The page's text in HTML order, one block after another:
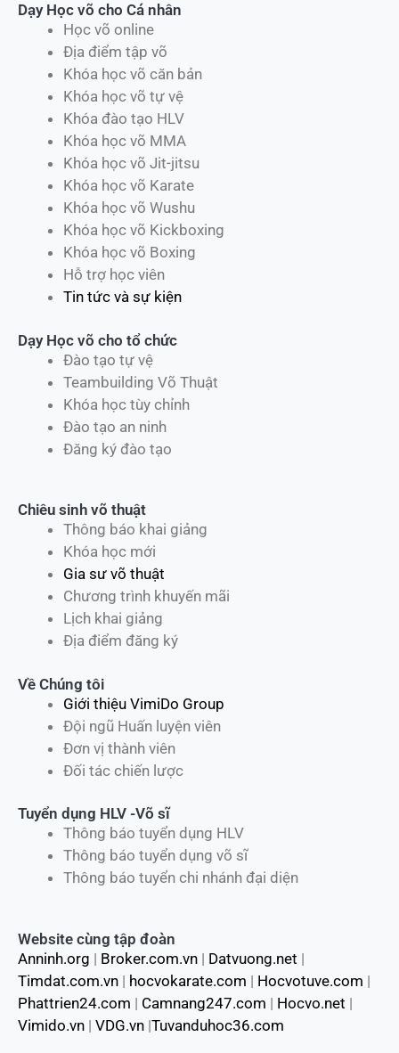
Dạy Học võ cho Cá nhân
Học võ online
Địa điểm tập võ
Khóa học võ căn bản
Khóa học võ tự vệ
Khóa đào tạo HLV
Khóa học võ MMA
Khóa học võ Jit-jitsu
Khóa học võ Karate
Khóa học võ Wushu
Khóa học võ Kickboxing
Khóa học võ Boxing
Hỗ trợ học viên
Tin tức và sự kiện
Dạy Học võ cho tổ chức
Đào tạo tự vệ
Teambuilding Võ Thuật
Khóa học tùy chỉnh
Đào tạo an ninh
Đăng ký đào tạo
Chiêu sinh võ thuật
Thông báo khai giảng
Khóa học mới
Gia sư võ thuật
Chương trình khuyến mãi
Lịch khai giảng
Địa điểm đăng ký
Về Chúng tôi
Giới thiệu VimiDo Group
Đội ngũ Huấn luyện viên
Đơn vị thành viên
Đối tác chiến lược
Tuyển dụng HLV -Võ sĩ
Thông báo tuyển dụng HLV
Thông báo tuyển dụng võ sĩ
Thông báo tuyển chi nhánh đại diện
Website cùng tập đoàn
Anninh.org | Broker.com.vn | Datvuong.net |
Timdat.com.vn | hocvokarate.com | Hocvotuve.com |
Phattrien24.com | Camnang247.com | Hocvo.net |
Vimido.vn | VDG.vn |Tuvanduhoc36.com